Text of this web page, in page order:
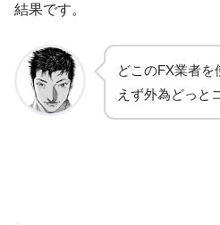
結果です。
どこのFX業者
えず外為どっと